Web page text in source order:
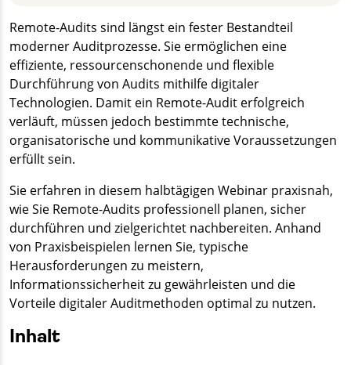
Remote-Audits sind längst ein fester Bestandteil
moderner Auditprozesse. Sie ermöglichen eine
effiziente, ressourcenschonende und flexible
Durchführung von Audits mithilfe digitaler
Technologien. Damit ein Remote-Audit erfolgreich
verläuft, müssen jedoch bestimmte technische,
organisatorische und kommunikative Voraussetzungen
erfüllt sein.
Sie erfahren in diesem halbtägigen Webinar praxisnah,
wie Sie Remote-Audits professionell planen, sicher
durchführen und zielgerichtet nachbereiten. Anhand
von Praxisbeispielen lernen Sie, typische
Herausforderungen zu meistern,
Informationssicherheit zu gewährleisten und die
Vorteile digitaler Auditmethoden optimal zu nutzen.
Inhalt